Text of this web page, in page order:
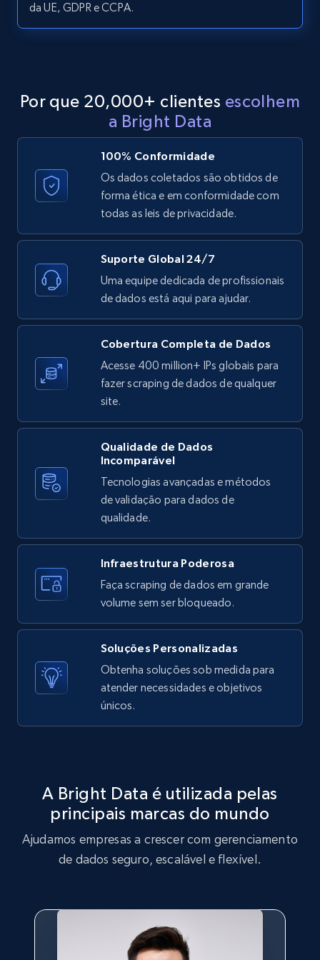
LinkedIn posts - Discover posts by Profile
URL
11.3K+ 1.5K+ Comece grátis
LinkedIn posts - Discover new posts
company URL
URL, ID, User id, Use url, Title, Headline, Post
text, Date posted, and more.
11.3K+
X (formerly Twitter) - Posts
ID, User posted, Name, Description, Date
posted, Photos, URL, Quoted post, and more.
X (formerly Twitter) - Posts - Collecting
Twitter posts URLs
ID, User posted, Name, Description, Date
posted, Photos, URL, Quoted post, and more.
10.4K+ 1.2K+ Comece grátis
X (formerly Twitter) - Posts - Getting x
posts by array of profiles
ID, User posted, Name, Description, Date
posted, Photos, URL, Quoted post, and more.
TikTok - Profiles
Account id, Nickname, Biography, Awg
engagement rate, Comment engagement rate,
Like engagement rate, Bio link, Predicted lang,
da UE, GDPR e CCPA.
Por que 20,000+ clientes escolhem
a Bright Data
100% Conformidade
Os dados coletados são obtidos de
forma ética e em conformidade com
todas as leis de privacidade.
Suporte Global 24/7
Uma equipe dedicada de profissionais
de dados está aqui para ajudar.
Cobertura Completa de Dados
Acesse 400 million+ IPs globais para
fazer scraping de dados de qualquer
site.
Qualidade de Dados
Incomparável
Tecnologias avançadas e métodos
de validação para dados de
qualidade.
Infraestrutura Poderosa
Faça scraping de dados em grande
volume sem ser bloqueado.
Soluções Personalizadas
Obtenha soluções sob medida para
atender necessidades e objetivos
únicos.
A Bright Data é utilizada pelas
principais marcas do mundo
Ajudamos empresas a crescer com gerenciamento
de dados seguro, escalável e flexível.